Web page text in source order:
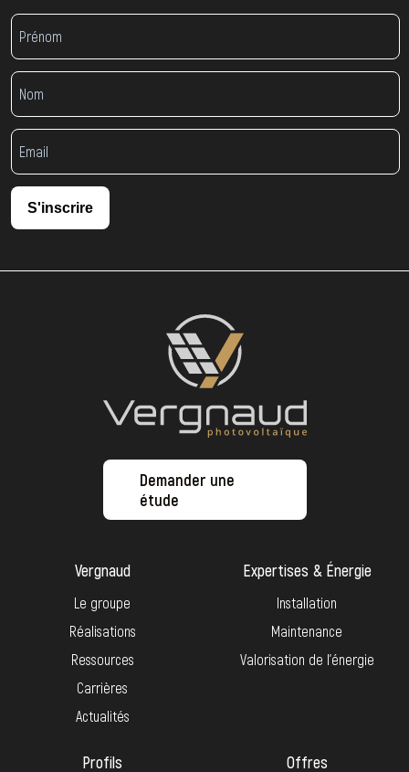
S'inscrire
Demander une
étude
Vergnaud
Le groupe
Réalisations
Ressources
Carrières
Actualités
Expertises & Énergie
Installation
Maintenance
Valorisation de l’énergie
Profils Offres